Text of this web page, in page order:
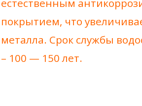
естественным
покрытием, что
металла. Срок службы
– 100 — 150 лет.